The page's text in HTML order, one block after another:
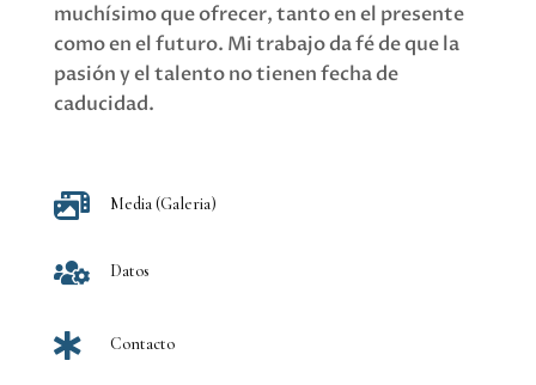
muchísimo que ofrecer, tanto en el presente
como en el futuro. Mi trabajo da fé de que la
pasión y el talento no tienen fecha de
caducidad.
 Media (Galeria)
 Datos
 Contacto